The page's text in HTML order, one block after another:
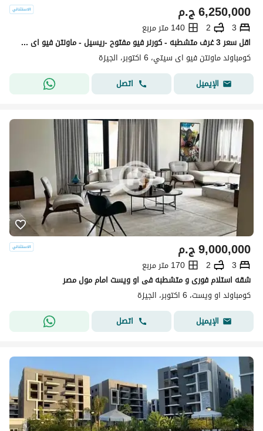
ج.م6,250,000
3
2
140 متر مربع
اقل سعر 3 غرف متشطبه - كورنر فيو مفتوح -ريسيل - ماونتن فيو اى سيتى اكتوبر
كومباوند ماونتن فيو اى سيتي، 6 اكتوبر، الجيزة
الإيميل
اتصل
ج.م9,000,000
3
2
170 متر مربع
شقه استلام فورى و متشطبه فى او ويست امام مول مصر
كومباوند او ويست، 6 اكتوبر، الجيزة
الإيميل
اتصل